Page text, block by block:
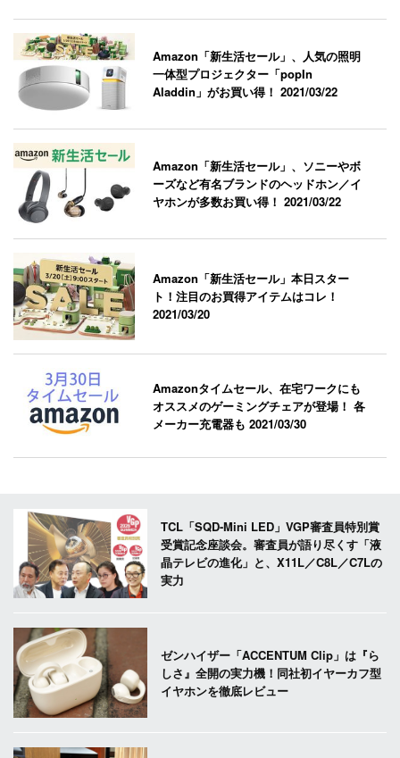
Amazon「新生活セール」、人気の照明
一体型プロジェクター「popIn
Aladdin」がお買い得！2021/03/22
Amazon「新生活セール」、ソニーやボ
ーズなど有名ブランドのヘッドホン／イ
ヤホンが多数お買い得！2021/03/22
Amazon「新生活セール」本日スター
ト！注目のお買得アイテムはコレ！
2021/03/20
Amazonタイムセール、在宅ワークにも
オススメのゲーミングチェアが登場！ 各
メーカー充電器も2021/03/30
TCL「SQD-Mini LED」VGP審査員特別賞
受賞記念座談会。審査員が語り尽くす「液
晶テレビの進化」と、X11L／C8L／C7Lの
実力
ゼンハイザー「ACCENTUM Clip」は『ら
しさ』全開の実力機！同社初イヤーカフ型
イヤホンを徹底レビュー